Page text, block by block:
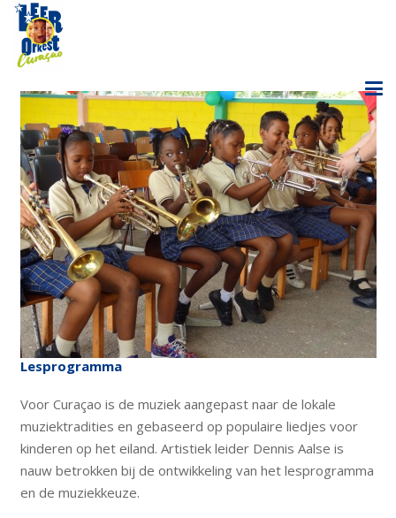
Lesprogramma
Voor Curaçao is de muziek aangepast naar de lokale
muziektradities en gebaseerd op populaire liedjes voor
kinderen op het eiland. Artistiek leider Dennis Aalse is
nauw betrokken bij de ontwikkeling van het lesprogramma
en de muziekkeuze.